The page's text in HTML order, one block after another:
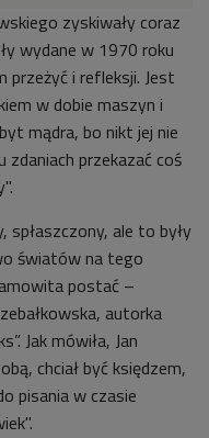
zyskiwały coraz
wydane w 1970 roku
przeżyć i refleksji. Jest
w dobie maszyn i
mądra, bo nikt jej nie
przekazać coś
spłaszczony, ale to były
światów na tego
postać –
autorka
Jak mówiła, Jan
chciał być księdzem,
pisania w czasie